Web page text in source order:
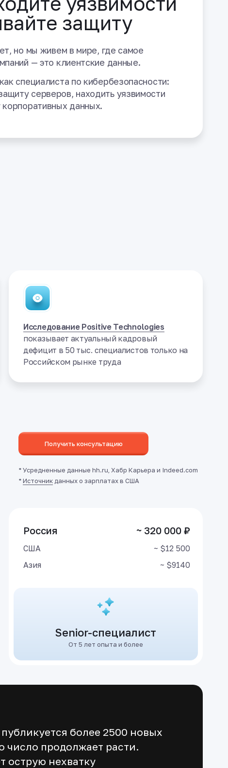
защиту
но мы живем в мире, где самое
— это клиентские данные.
специалиста по кибербезопасности:
серверов, находить уязвимости
корпоративных данных.
Исследование Positive Technologies
показывает актуальный кадровый
дефицит в 50 тыс. специалистов только на
Российском рынке труда
Получить консультацию
*Источник данных о зарплатах в США
* Усредненные данные hh.ru, Хабр Карьера и Indeed.com
Азия ~ $9140
США ~ $12 500
Россия ~ 320 000 ₽
От 5 лет опыта и более
Senior-специалист
более 2500 новых
число продолжает расти.
острую нехватку